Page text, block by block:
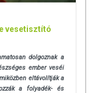
Ha az összetevők
a készítményt!
vesetisztító
dolgoznak a
ember veséi
eltávolítják a
a folyadék- és